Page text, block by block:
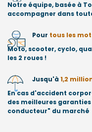
Notre équipe, basée à
accompagner dans
Pour tous les
Moto, scooter, cyclo,
les 2 roues !
Jusqu'à 1,2
En cas d'accident
des meilleures
conducteur" du marché